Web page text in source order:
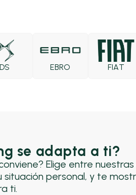
EBRO FIAT
se adapta a ti?
Elige entre
personal, y te
ti.